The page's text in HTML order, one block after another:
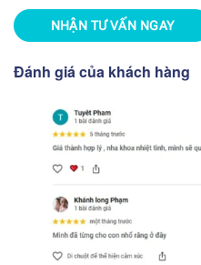
NHẬN TƯ VẤN NGAY
Đánh giá của khách hàng